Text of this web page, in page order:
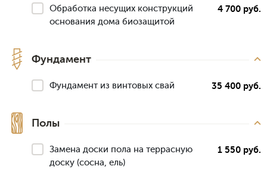
Обработка несущих конструкций
основания дома биозащитой
4 700 руб.
Фундамент
Фундамент из винтовых свай 35 400 руб.
Полы
Замена доски пола на террасную
доску (сосна, ель)
1 550 руб.